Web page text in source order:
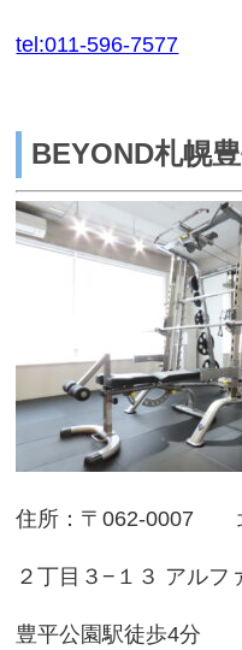
tel:011-596-7577
BEYOND札幌
住所：〒062-0007
２丁目３−１３ アルフ
豊平公園駅徒歩4分